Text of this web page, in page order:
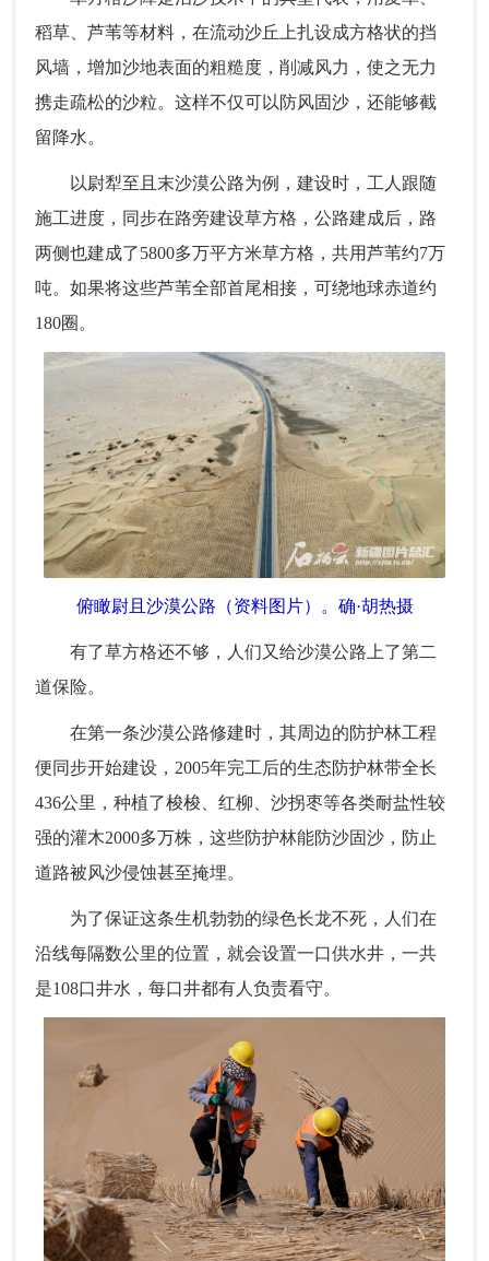
稻草、芦苇等材料，在流动沙丘上扎设成方格状的挡
风墙，增加沙地表面的粗糙度，削减风力，使之无力
携走疏松的沙粒。这样不仅可以防风固沙，还能够截
留降水。
以尉犁至且末沙漠公路为例，建设时，工人跟随
施工进度，同步在路旁建设草方格，公路建成后，路
两侧也建成了5800多万平方米草方格，共用芦苇约7万
吨。如果将这些芦苇全部首尾相接，可绕地球赤道约
180圈。
俯瞰尉且沙漠公路（资料图片）。确·胡热摄
有了草方格还不够，人们又给沙漠公路上了第二
道保险。
在第一条沙漠公路修建时，其周边的防护林工程
便同步开始建设，2005年完工后的生态防护林带全长
436公里，种植了梭梭、红柳、沙拐枣等各类耐盐性较
强的灌木2000多万株，这些防护林能防沙固沙，防止
道路被风沙侵蚀甚至掩埋。
为了保证这条生机勃勃的绿色长龙不死，人们在
沿线每隔数公里的位置，就会设置一口供水井，一共
是108口井水，每口井都有人负责看守。